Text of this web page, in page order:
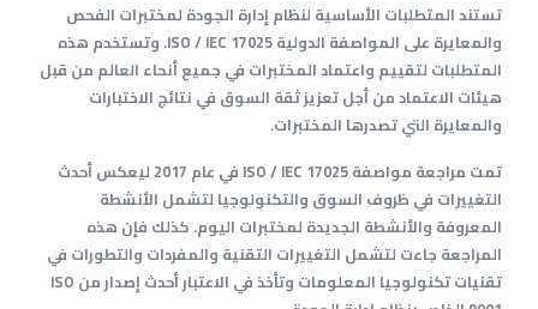
تستند المتطلبات الأساسية لنظام إدارة الجودة لمختبرات الفحص
والمعايرة على المواصفة الدوليةISO / IEC 17025. وتستخدم هذه
المتطلبات لتقييم واعتماد المختبرات في جميع أنحاء العالم من قبل
هيئات الاعتماد من أجل تعزيز ثقة السوق في نتائج الاختبارات
والمعايرة التي تصدرها المختبرات.
تمت مراجعة مواصفةISO / IEC 17025
في عام 2017 ليعكس أحدث
التغييرات في ظروف السوق والتكنولوجيا لتشمل الأنشطة
المعروفة والأنشطة الجديدة لمختبرات اليوم. كذلك فإن هذه
المراجعة جاءت لتشمل التغييرات التقنية والمفردات والتطورات في
تقنيات تكنولوجيا المعلومات وتأخذ في الاعتبار أحدث إصدار من ISO